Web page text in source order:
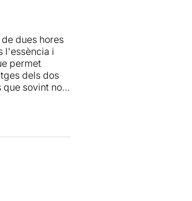
dues hores
l'essència i
permet
dels dos
que sovint no
de
quinze actors
esgotar per